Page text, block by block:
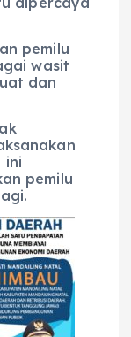
pemilu
wasit
dan
ini
pemilu